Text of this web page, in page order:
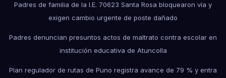
Padres de familia de la I.E. 70623 Santa Rosa bloquearon vía y
exigen cambio urgente de poste dañado
Padres denuncian presuntos actos de maltrato contra escolar en
institución educativa de Atuncolla
Plan regulador de rutas de Puno registra avance de 79 % y entra